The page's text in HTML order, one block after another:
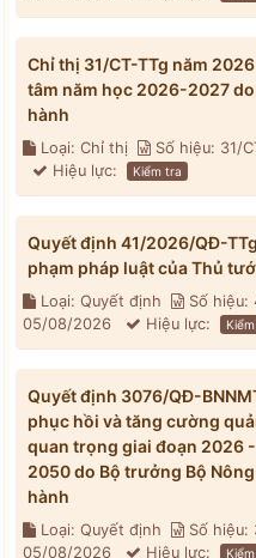
Chỉ thị 31/CT-TTg năm
tâm năm học 2026-2027
hành
Loại: Chỉ thị Số hiệu: 31/
Hiệu lực:
Kiểm tra
Quyết định 41/2026/QĐ-
phạm pháp luật của Thủ
Loại: Quyết định Số hiệu:
05/08/2026
Hiệu lực:
Quyết định 3076/QĐ-
phục hồi và tăng cường
quan trọng giai đoạn 2026
2050 do Bộ trưởng Bộ
hành
Loại: Quyết định Số hiệu:
05/08/2026
Hiệu lực: